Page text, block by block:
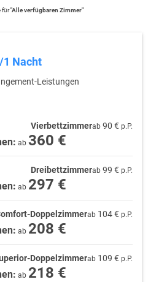
für"Alle verfügbaren Zimmer"
1 Nacht
Leistungen
Vierbettzimmerab 90 € p.P.
ab 360 €
Dreibettzimmerab 99 € p.P.
ab 297 €
Doppelzimmerab 104 € p.P.
ab 208 €
Doppelzimmerab 109 € p.P.
ab 218 €